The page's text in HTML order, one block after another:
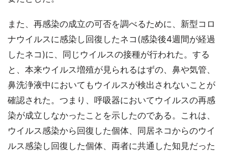
また、再感染の成立の可否を調べるために、新型コロ
ナウイルスに感染し回復したネコ(感染後4週間が経過
したネコ)に、同じウイルスの接種が行われた。する
と、本来ウイルス増殖が見られるはずの、鼻や気管、
鼻洗浄液中においてもウイルスが検出されないことが
確認された。つまり、呼吸器においてウイルスの再感
染が成立しなかったことを示したのである。これは、
ウイルス感染から回復した個体、同居ネコからのウイ
ルス感染し回復した個体、両者に共通した知見だった